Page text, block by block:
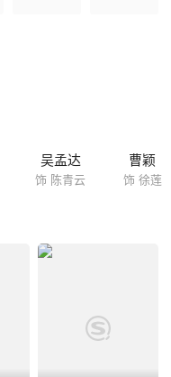
吴孟达
饰 陈青云
曹颖
饰 徐莲